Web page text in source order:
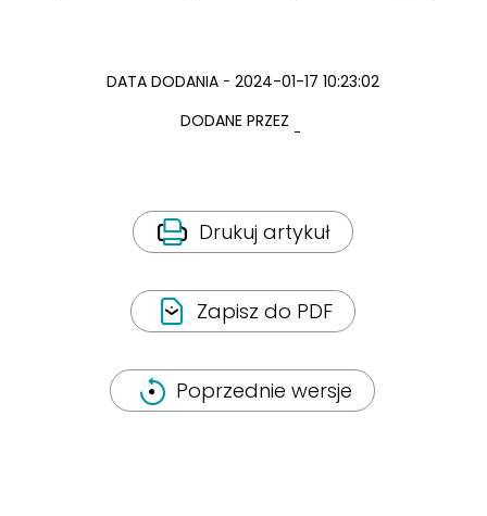
DATA DODANIA
2024-01-17 10:23:02
DODANE PRZEZ
Drukuj artykuł
Zapisz do PDF
Poprzednie wersje